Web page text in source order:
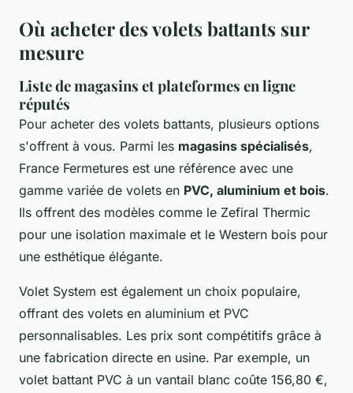
Où acheter des volets battants sur
mesure
Liste de magasins et plateformes en ligne
réputés
Pour acheter des volets battants, plusieurs options
s'offrent à vous. Parmi les magasins spécialisés,
France Fermetures est une référence avec une
gamme variée de volets en PVC, aluminium et bois.
Ils offrent des modèles comme le Zefiral Thermic
pour une isolation maximale et le Western bois pour
une esthétique élégante.
Volet System est également un choix populaire,
offrant des volets en aluminium et PVC
personnalisables. Les prix sont compétitifs grâce à
une fabrication directe en usine. Par exemple, un
volet battant PVC à un vantail blanc coûte 156,80 €,